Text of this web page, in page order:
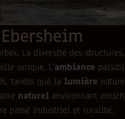
La diversité des
unique. L’ambiance
tandis que la lumière
naturel environnant
passé industriel et ruralité.